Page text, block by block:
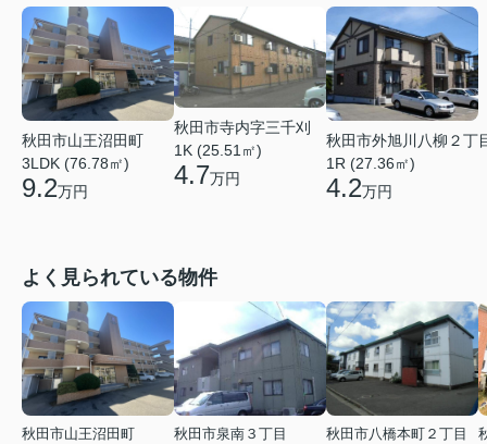
秋田市山王沼田町
3LDK (76.78㎡)
9.2万円
秋田市寺内字三千刈
1K (25.51㎡)
4.7万円
秋田市外旭川八柳２丁
1R (27.36㎡)
4.2万円
よく見られている物件
秋田市山王沼田町
秋田市泉南３丁目
秋田市八橋本町２丁目